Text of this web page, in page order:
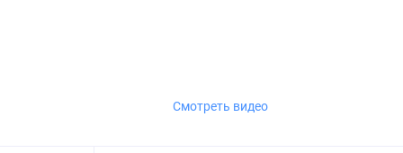
Смотреть видео